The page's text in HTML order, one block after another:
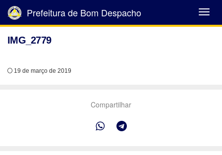
Abrir
Menu
Prefeitura de Bom Despacho
IMG_2779
19 de março de 2019
Compartilhar